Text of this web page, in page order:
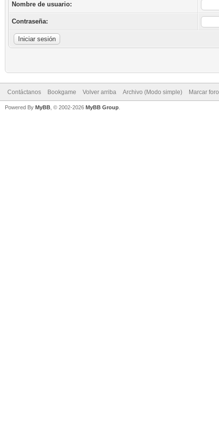
Nombre de usuario:
Contraseña:
Contáctanos Bookgame Volver arriba Archivo (Modo simple) Marcar
Powered By MyBB , © 2002-2026 MyBB Group